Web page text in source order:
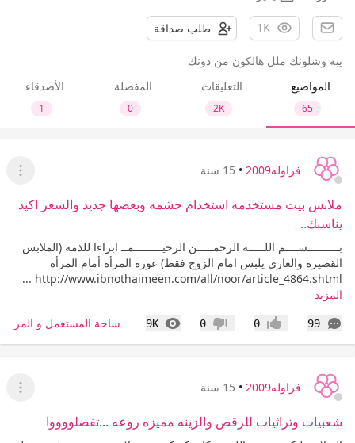
1K طلب صداقة
يبه وشلونك ملل هالكون من دونك
المواضيع
65
التعليقات
2K
المفضلة
0
الأصدقاء
1
فراوله2009 • 15 سنة
عرض
ملابس بيت مستخدمه استخدام حشمه وبعضها جديد والسعر اكيد
يناسبك..
بــــــــــســــم اللـــــه الرحمـــــن الرحيـــــــــمــ ابراءا للذمة (الملابس
القصيره والعاري يلبس امام الزوج فقط) عورة المرأة أمام المرأة
http://www.ibnothaimeen.com/all/noor/article_4864.shtml ...
المزيد
99
التعليقات إعجاب0 عدم إعجاب
0
9K
المشاهدات ساحة المستعمل و المزاد
فراوله2009 • 15 سنة
عرض
شعبيات وتراثيات للرقص والزينه مميزه روعه ...تفضلووووا